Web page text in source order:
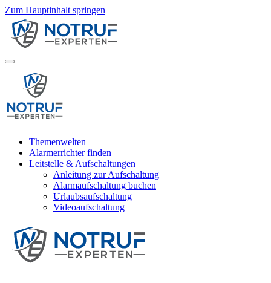
Zum Hauptinhalt springen
Themenwelten
Alarmerrichter finden
Leitstelle & Aufschaltungen
Anleitung zur Aufschaltung
Alarmaufschaltung buchen
Urlaubsaufschaltung
Videoaufschaltung